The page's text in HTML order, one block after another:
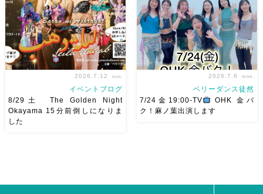
[…]
踊ってくれます♡ 東京から参
2026.7.12 sun.
イベントブログ
8/29土 The Golden Night
Okayama 15分前倒しになりま
した
ました
どんなふうに紹介され
2026.7.6 mon.
ベリーダンス徒然
7/24金19:00-TV
OHK 金バ
ク！麻ノ葉出演します